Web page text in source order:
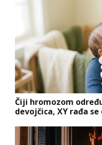
Čiji hromozom
devojčica, XY rađa se